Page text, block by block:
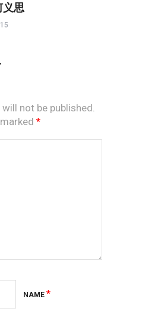
义思
not be published.
*
NAME *